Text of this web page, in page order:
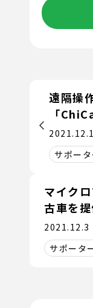
遠隔操
「
サポータ
マイク
古車を
を回す
2021.12.3
サポータ